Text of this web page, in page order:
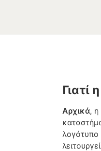
Γιατί
Αρχικά, η
λογότυπο